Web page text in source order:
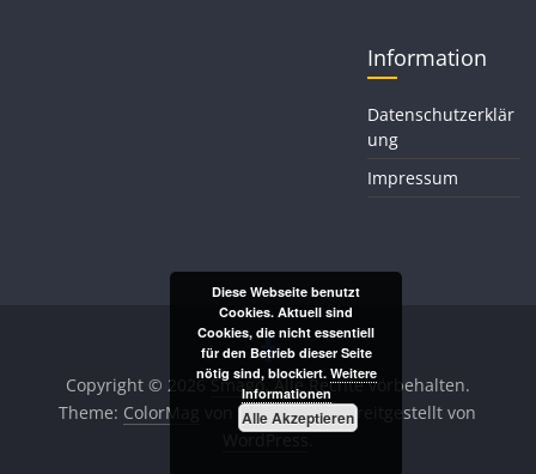
Information
Datenschutzerklär
ung
Impressum
Copyright © 2026Smago. Alle Rechte vorbehalten.
Theme: ColorMag
von ThemeGrill. Bereitgestellt von
WordPress.
Diese Webseite benutzt
Cookies. Aktuell sind
Cookies, die nicht essentiell
für den Betrieb dieser Seite
nötig sind, blockiert. Weitere
Informationen
Alle Akzeptieren